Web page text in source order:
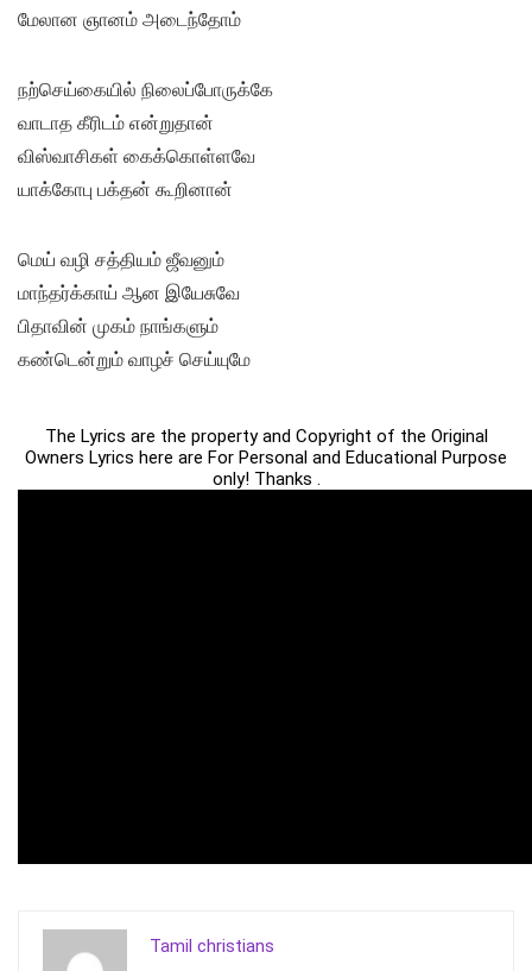
மேலான ஞானம் அடைந்தோம்
நற்செய்கையில் நிலைப்போருக்கே
வாடாத கீரிடம் என்றுதான்
விஸ்வாசிகள் கைக்கொள்ளவே
யாக்கோபு பக்தன் கூறினான்
மெய் வழி சத்தியம் ஜீவனும்
மாந்தர்க்காய் ஆன இயேசுவே
பிதாவின் முகம் நாங்களும்
கண்டென்றும் வாழச் செய்யுமே
The Lyrics are the property and Copyright of the Original
Owners Lyrics here are For Personal and Educational Purpose
only! Thanks .
Tamil christians